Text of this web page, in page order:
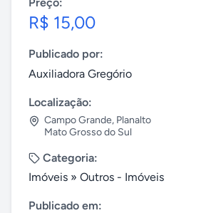
R$ 15,00
Publicado por:
Auxiliadora Gregório
Localização:
Campo Grande, Planalto
Mato Grosso do Sul
Categoria:
Imóveis » Outros - Imóveis
Publicado em: